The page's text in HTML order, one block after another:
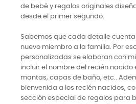
de bebé y regalos originales
desde el primer segundo.
Sabemos que cada detalle
nuevo miembro a la familia. Por
personalizadas se elaboran con
incluir el nombre del recién nacido
mantas, capas de baño, etc..
bienvenida a los recién nacidos,
sección especial de regalos para